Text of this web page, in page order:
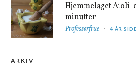
Hjemmelaget Aioli-
minutter
Professorfrue 4 ÅR
ARKIV